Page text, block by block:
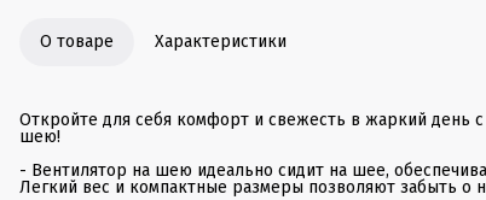
О товаре Характеристики
Откройте для себя комфорт и свежесть в жаркий день
шею!
- Вентилятор на шею идеально сидит на шее,
Легкий вес и компактные размеры позволяют забыть о